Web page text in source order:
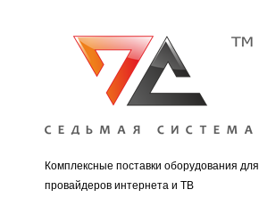
Комплексные поставки оборудования для
провайдеров интернета и ТВ